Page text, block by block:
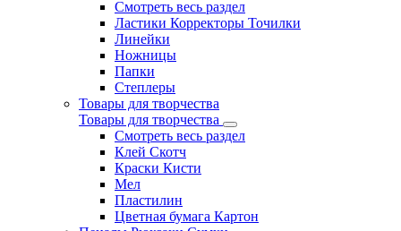
Смотреть весь раздел
Ластики Корректоры Точилки
Линейки
Ножницы
Папки
Степлеры
Товары для творчества
Товары для творчества
Смотреть весь раздел
Клей Скотч
Краски Кисти
Мел
Пластилин
Цветная бумага Картон